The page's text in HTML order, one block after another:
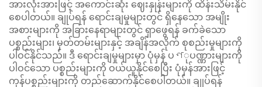
အားလုံးအားဖြင့် အကောင်းဆုံး ဈေးနှုန်းများကို ထိန်းသိမ်းနိုင်
စေပါတယ်။ ချုပ်ရန် ရောင်းချမှုများတွင် ရှိနေသော အမျိုး
အစားများကို အခြားနေရာများတွင် ရှာဖွေရန် ခက်ခဲသော
ပစ္စည်းများ၊ မှတ်တမ်းများနှင့် အချိန်အလိုက် စုစည်းမှုများကို
ပါဝင်နိုင်သည်။ ဒီ ရောင်းချမှုများမှာ ပုံမှန် ပণုပဏ္ဏားများကို
ပါဝင်သော ပစ္စည်းများကို ဝယ်ယူနိုင်စေပြီး ပုံမှန်အားဖြင့်
ကုန်ပစ္စည်းများကို တည်ဆောက်နိုင်စေပါတယ်။ ချုပ်ရန်